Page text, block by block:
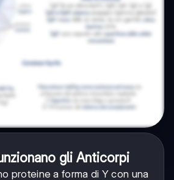
gli Anticorpi
proteine a forma di Y con una